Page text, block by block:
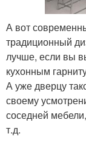
А вот
традиционный
лучше, если вы
кухонным
А уже дверцу
своему
соседней
т.д.